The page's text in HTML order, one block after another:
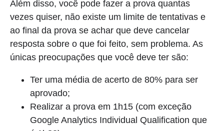
Além disso, você pode fazer a prova quantas
vezes quiser, não existe um limite de tentativas e
ao final da prova se achar que deve cancelar
resposta sobre o que foi feito, sem problema. As
únicas preocupações que você deve ter são:
Ter uma média de acerto de 80% para ser
aprovado;
Realizar a prova em 1h15 (com exceção
Google Analytics Individual Qualification que